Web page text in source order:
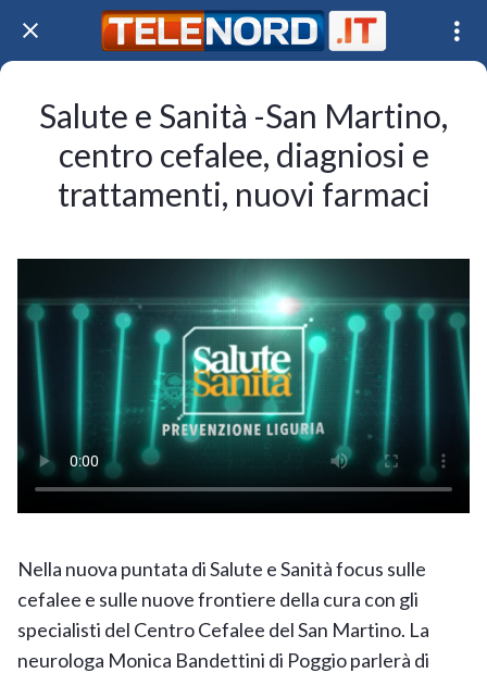
Salute e Sanità -San Martino,
centro cefalee, diagniosi e
trattamenti, nuovi farmaci
Nella nuova puntata di Salute e Sanità focus sulle
cefalee e sulle nuove frontiere della cura con gli
specialisti del Centro Cefalee del San Martino. La
neurologa Monica Bandettini di Poggio parlerà di